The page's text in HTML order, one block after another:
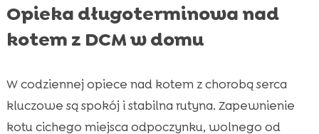
Opieka długoterminowa nad
kotem z DCM w domu
W codziennej opiece nad kotem z chorobą serca
kluczowe są spokój i stabilna rutyna. Zapewnienie
kotu cichego miejsca odpoczynku, wolnego od